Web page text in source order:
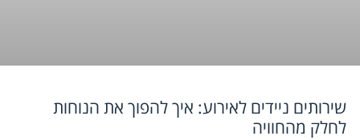
שירותים ניידים לאירוע: איך להפוך את הנוחות
לחלק מהחוויה